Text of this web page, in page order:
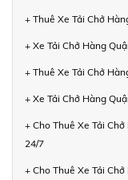
+ Thuê Xe Tải Chở
+ Xe Tải Chở Hàng
+ Thuê Xe Tải Chở
+ Xe Tải Chở Hàng
+ Cho Thuê Xe Tải
24/7
+ Cho Thuê Xe Tải